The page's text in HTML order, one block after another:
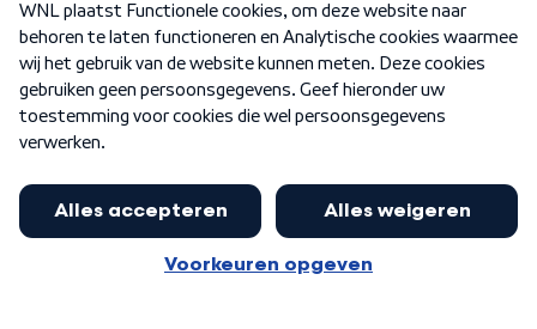
Nieuwsbrief
Word Lid